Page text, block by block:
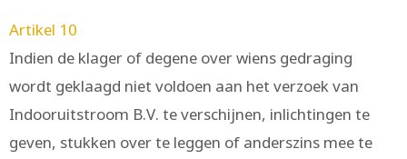
Artikel 10
Indien de klager of degene over wiens gedraging
wordt geklaagd niet voldoen aan het verzoek van
Indooruitstroom B.V. te verschijnen, inlichtingen te
geven, stukken over te leggen of anderszins mee te